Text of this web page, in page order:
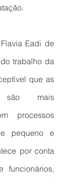
Eadi de
trabalho da
que as
são mais
processos
pequeno e
por conta
funcionários,